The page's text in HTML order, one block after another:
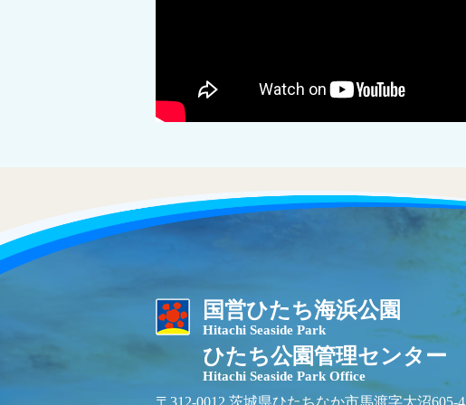
国営ひたち海浜公園
Hitachi Seaside Park
ひたち公園管理センター
Hitachi Seaside Park Office
〒312-0012 茨城県ひたちなか市馬渡字大沼605-4